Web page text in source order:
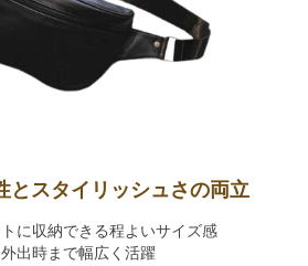
とスタイリッシュさの両立
に収納できる程よいサイズ感
出時まで幅広く活躍